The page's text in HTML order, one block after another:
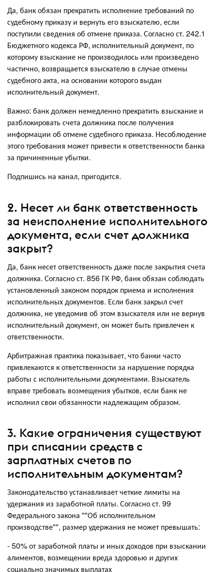
Да, банк обязан прекратить исполнение требований по
судебному приказу и вернуть его взыскателю, если
поступили сведения об отмене приказа. Согласно ст. 242.1
Бюджетного кодекса РФ, исполнительный документ, по
которому взыскание не производилось или произведено
частично, возвращается взыскателю в случае отмены
судебного акта, на основании которого выдан
исполнительный документ.
Важно: банк должен немедленно прекратить взыскание и
разблокировать счета должника после получения
информации об отмене судебного приказа. Несоблюдение
этого требования может привести к ответственности банка
за причиненные убытки.
Подпишись на канал, пригодится.
2. Несет ли банк ответственность
за неисполнение исполнительного
документа, если счет должника
закрыт?
Да, банк несет ответственность даже после закрытия счета
должника. Согласно ст. 856 ГК РФ, банк обязан соблюдать
установленный законом порядок приема и исполнения
исполнительных документов. Если банк закрыл счет
должника, не уведомив об этом взыскателя или не вернув
исполнительный документ, он может быть привлечен к
ответственности.
Арбитражная практика показывает, что банки часто
привлекаются к ответственности за нарушение порядка
работы с исполнительными документами. Взыскатель
вправе требовать возмещения убытков, если банк не
исполнил свои обязанности надлежащим образом.
3. Какие ограничения существуют
при списании средств с
зарплатных счетов по
исполнительным документам?
Законодательство устанавливает четкие лимиты на
удержания из заработной платы. Согласно ст. 99
Федерального закона ""Об исполнительном
производстве"", размер удержания не может превышать:
- 50% от заработной платы и иных доходов при взыскании
алиментов, возмещении вреда здоровью и других
социально значимых выплатах